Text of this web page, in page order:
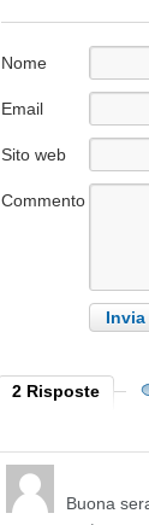
Nome
Email
Sito web
Commento
2 Risposte
Buona